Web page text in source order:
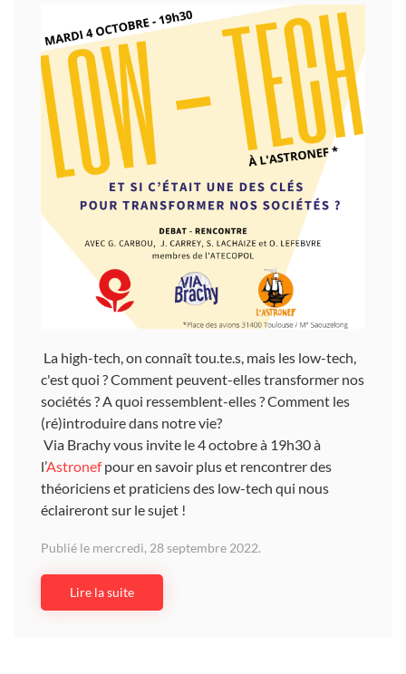
La high-tech, on connaît tou.te.s, mais les low-tech,
c'est quoi ? Comment peuvent-elles transformer nos
sociétés ? A quoi ressemblent-elles ? Comment les
(ré)introduire dans notre vie?
Via Brachy vous invite le 4 octobre à 19h30 à
l’Astronefpour en savoir plus et rencontrer des
théoriciens et praticiens des low-tech qui nous
éclaireront sur le sujet !
Publié le mercredi, 28 septembre 2022.
Lire la suite